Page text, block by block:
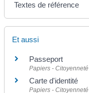
Textes de référence
Et aussi
Passeport
Papiers - Citoyenneté
Carte d'identité
Papiers - Citoyenneté